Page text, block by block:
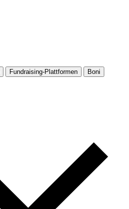
Fundraising-Plattformen Boni